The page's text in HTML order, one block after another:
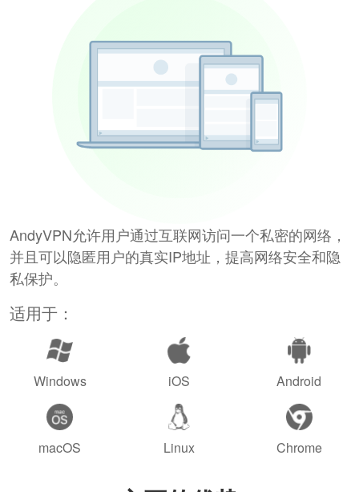
AndyVPN允许用户通过互联网访问一个私密的网络，
并且可以隐匿用户的真实IP地址，提高网络安全和隐
私保护。
适用于：
Windows iOS Android
macOS Linux Chrome